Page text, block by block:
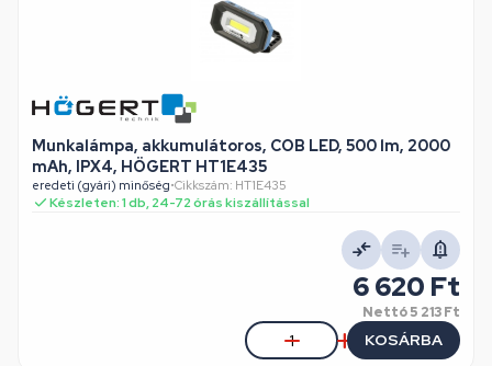
Munkalámpa, akkumulátoros, COB LED, 500 lm, 2000
mAh, IPX4, HÖGERT HT1E435
eredeti (gyári) minőség•Cikkszám: HT1E435
Készleten: 1 db, 24-72 órás kiszállítással
6 620 Ft
Nettó5 213 Ft
KOSÁRBA